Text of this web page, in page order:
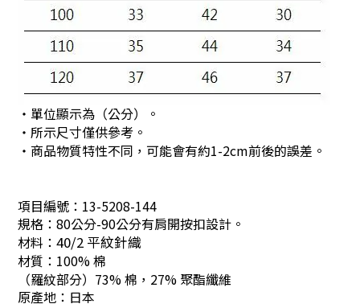
・單位顯示為（公分）。
・所示尺寸僅供參考。
・商品物質特性不同，可能會有約1-2cm前後的誤差。
項目編號： 13-5208-144
規格：80公分-90公分有肩開按扣設計。
材料： 40/2 平紋針織
材質：100% 棉
（羅紋部分） 73% 棉，27% 聚酯纖維
原產地： 日本